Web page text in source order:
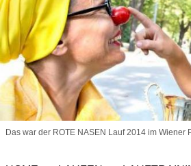
Das war der ROTE NASEN Lauf 2014 im Wiener